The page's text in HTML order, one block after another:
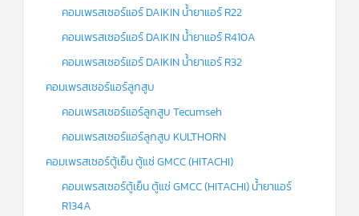
คอมเพรสเซอร์แอร์ DAIKIN น้ำยาแอร์ R22
คอมเพรสเซอร์แอร์ DAIKIN น้ำยาแอร์ R410A
คอมเพรสเซอร์แอร์ DAIKIN น้ำยาแอร์ R32
คอมเพรสเซอร์แอร์ลูกสูบ
คอมเพรสเซอร์แอร์ลูกสูบ Tecumseh
คอมเพรสเซอร์แอร์ลูกสูบ KULTHORN
คอมเพรสเซอร์ตู้เย็น ตู้แช่ GMCC (HITACHI)
คอมเพรสเซอร์ตู้เย็น ตู้แช่ GMCC (HITACHI) น้ำยาแอร์
R134A